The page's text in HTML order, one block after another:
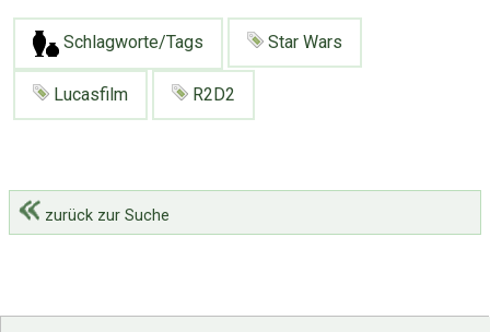
Schlagworte/Tags Star Wars
Lucasfilm R2D2
zurück zur Suche